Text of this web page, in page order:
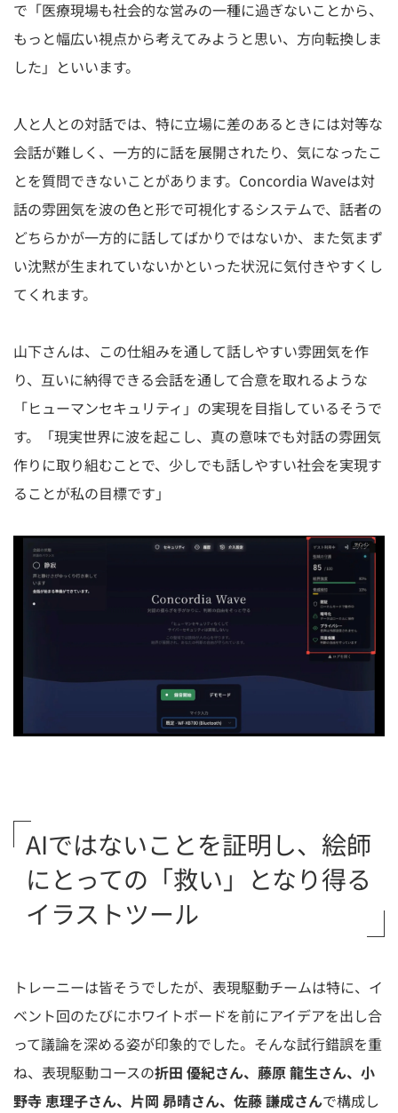
で「医療現場も社会的な営みの一種に過ぎないことから、
もっと幅広い視点から考えてみようと思い、方向転換しま
した」といいます。
人と人との対話では、特に立場に差のあるときには対等な
会話が難しく、一方的に話を展開されたり、気になったこ
とを質問できないことがあります。Concordia Waveは対
話の雰囲気を波の色と形で可視化するシステムで、話者の
どちらかが一方的に話してばかりではないか、また気まず
い沈黙が生まれていないかといった状況に気付きやすくし
てくれます。
山下さんは、この仕組みを通して話しやすい雰囲気を作
り、互いに納得できる会話を通して合意を取れるような
「ヒューマンセキュリティ」の実現を目指しているそうで
す。「現実世界に波を起こし、真の意味でも対話の雰囲気
作りに取り組むことで、少しでも話しやすい社会を実現す
ることが私の目標です」
AIではないことを証明し、絵師
にとっての「救い」となり得る
イラストツール
トレーニーは皆そうでしたが、表現駆動チームは特に、イ
ベント回のたびにホワイトボードを前にアイデアを出し合
って議論を深める姿が印象的でした。そんな試行錯誤を重
ね、表現駆動コースの折田 優紀さん、藤原 龍生さん、小
野寺 恵理子さん、片岡 昴晴さん、佐藤 謙成さんで構成し